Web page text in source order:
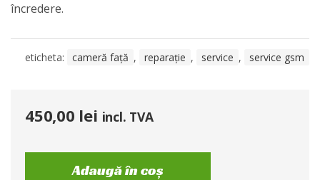
încredere.
eticheta: cameră față , reparație , service , service gsm
450,00 lei incl. TVA
Adaugă în coș